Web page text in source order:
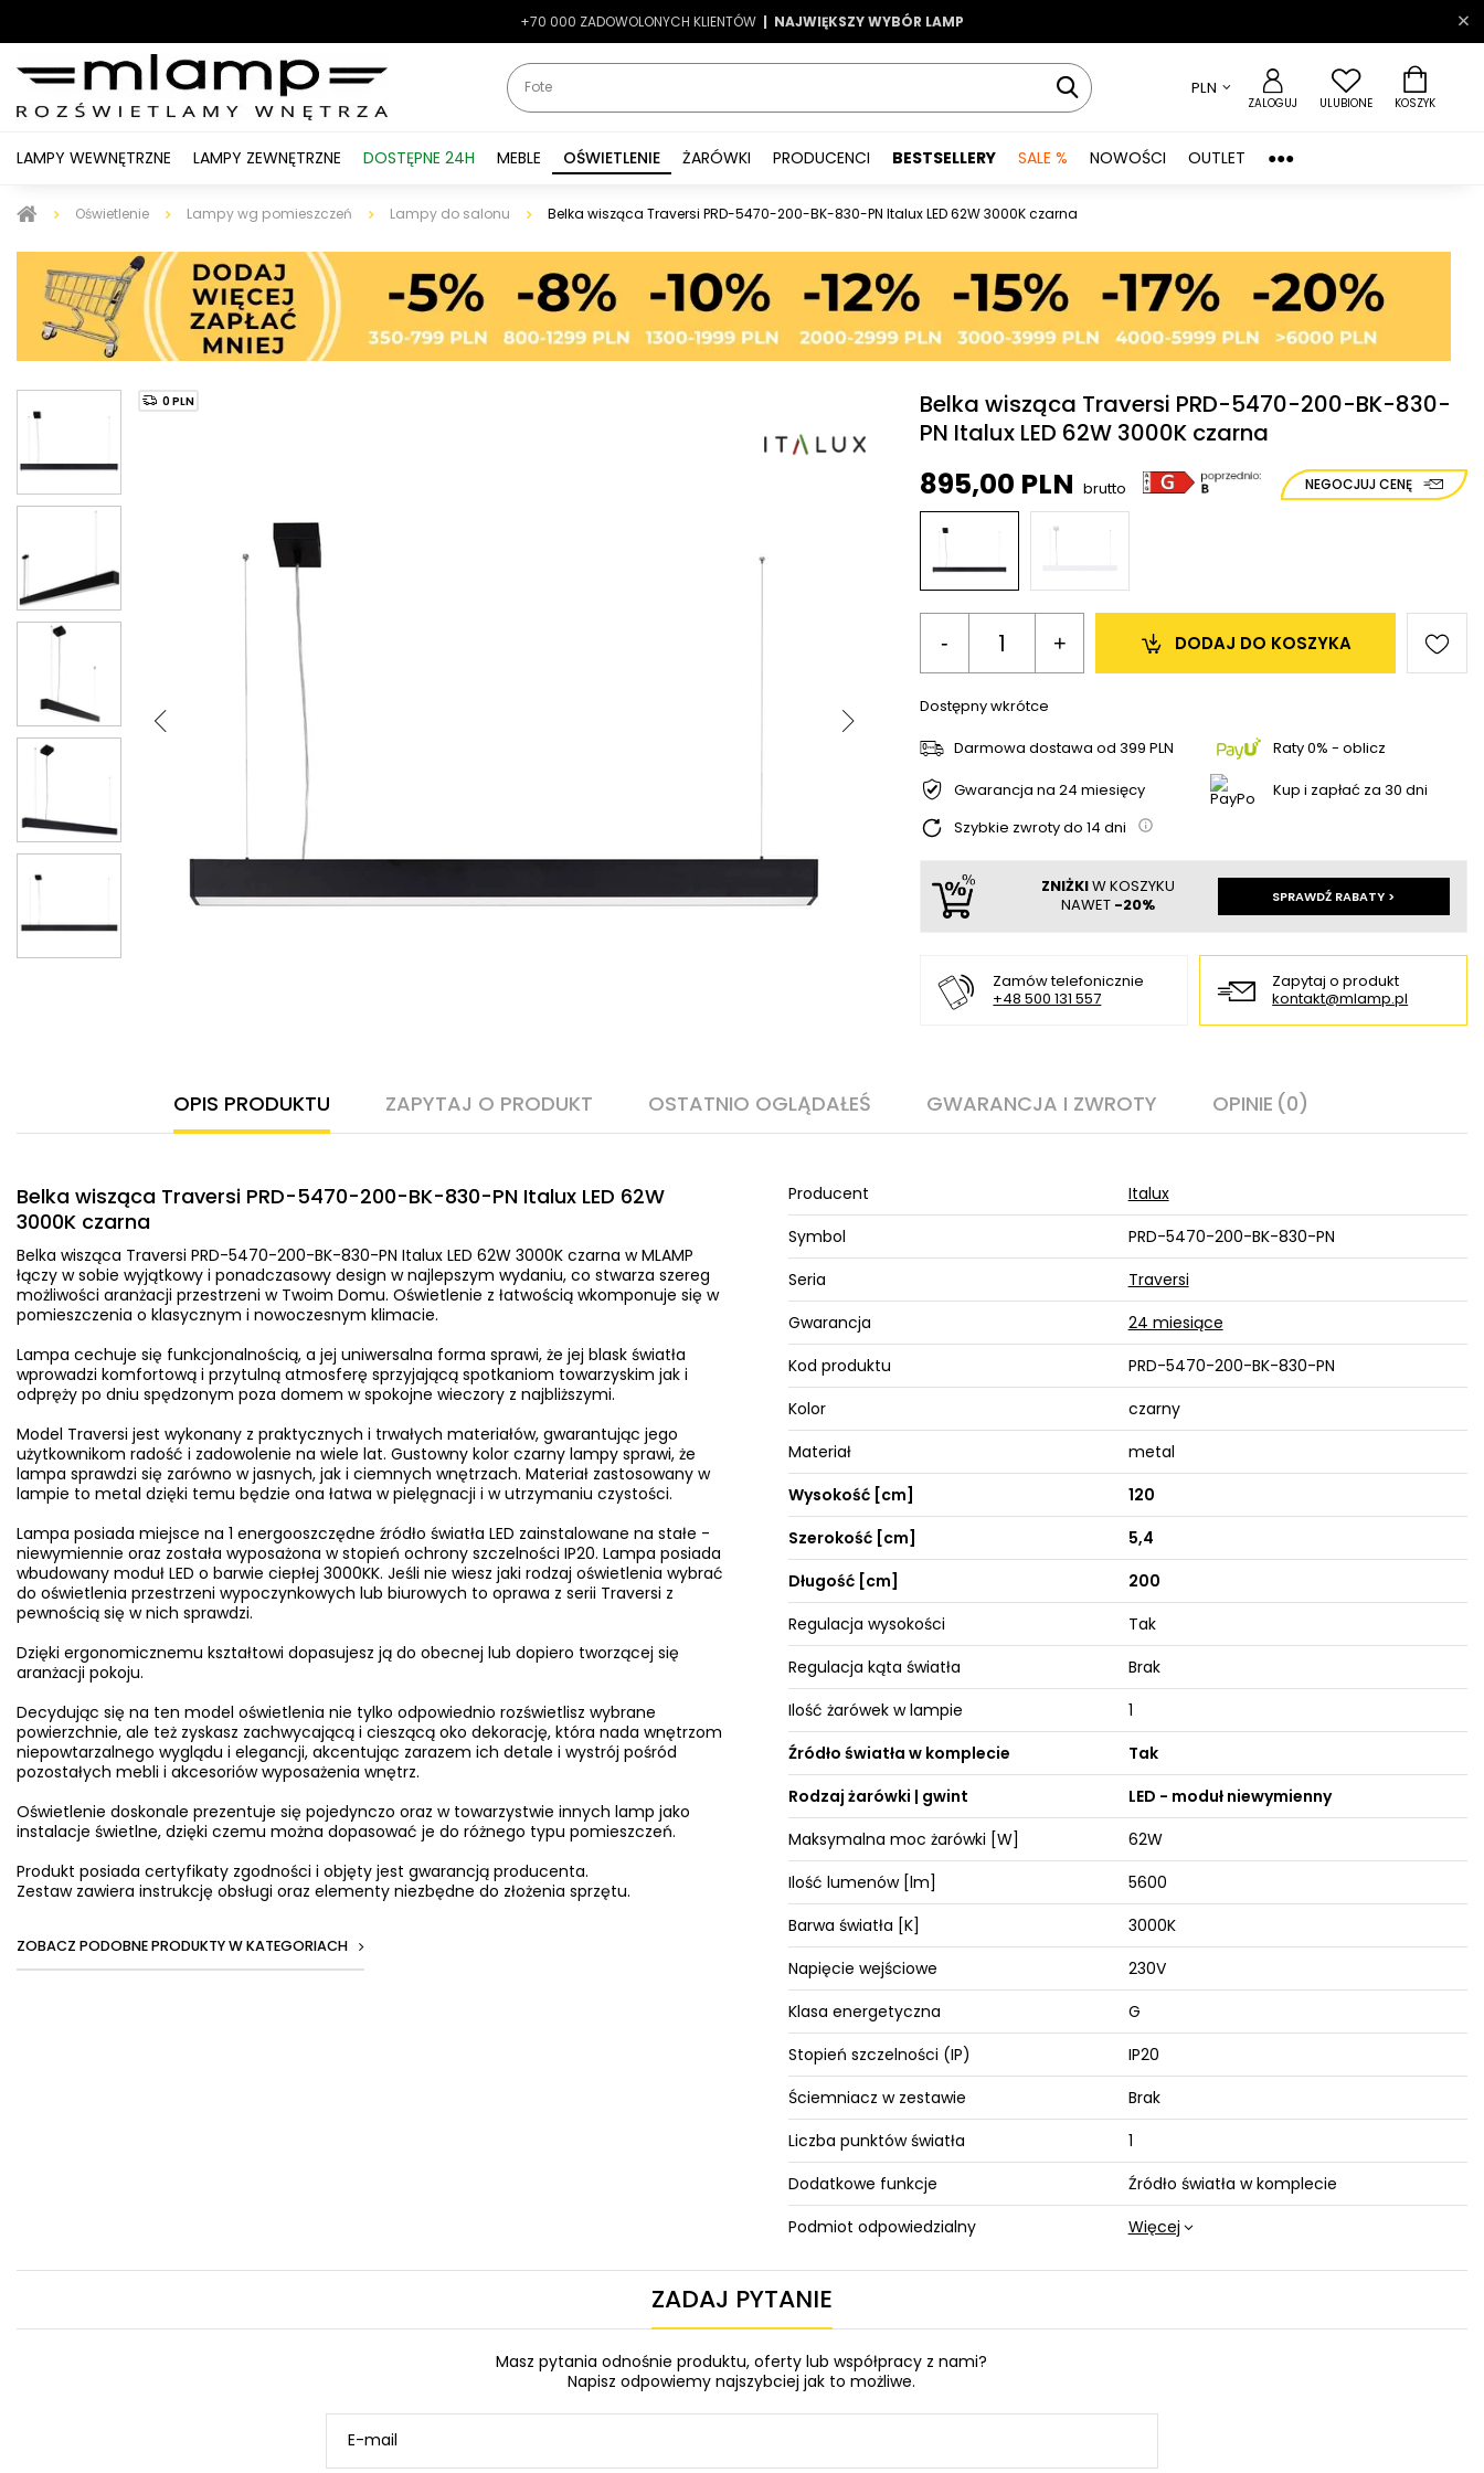
-7% LATO7
+70 000 ZADOWOLONYCH KLIENTÓW | NAJWIĘKSZY WYBÓR LAMP
| |
PLN
ZALOGUJ ULUBIONE KOSZYK
LAMPY WEWNĘTRZNE LAMPY ZEWNĘTRZNE DOSTĘPNE 24H MEBLE OŚWIETLENIE ŻARÓWKI PRODUCENCI BESTSELLERY SALE % NOWOŚCI OUTLET ●●●
Oświetlenie Lampy wg pomieszczeń Lampy do salonu Belka wisząca Traversi PRD-5470-200-BK-830-PN Italux LED 62W 3000K czarna
0 PLN
Belka wisząca Traversi PRD-5470-200-BK-830-
PN Italux LED 62W 3000K czarna
895,00 PLN brutto NEGOCJUJ CENĘ
- + DO KOSZYKA
Dostępny wkrótce
Darmowa dostawa od399 PLN
Raty 0% - oblicz
Gwarancja na 24 miesięcy
Kup i zapłać za 30 dni
Szybkie zwroty do 14 dni
ZNIŻKIW KOSZYKU
NAWET -20% SPRAWDŹ RABATY >
Zamów telefonicznie
+48 500 131 557
Zapytaj o produkt
kontakt@mlamp.pl
OPIS PRODUKTU ZAPYTAJ O PRODUKT OSTATNIO OGLĄDAŁEŚ GWARANCJA I ZWROTY OPINIE (0)
Belka wisząca Traversi PRD-5470-200-BK-830-PN Italux LED 62W
3000K czarna
Belka wisząca Traversi PRD-5470-200-BK-830-PN Italux LED 62W 3000K czarna w MLAMP
łączy w sobie wyjątkowy i ponadczasowy design w najlepszym wydaniu, co stwarza szereg
możliwości aranżacji przestrzeni w Twoim Domu. Oświetlenie z łatwością wkomponuje się w
pomieszczenia o klasycznym i nowoczesnym klimacie.
Lampa cechuje się funkcjonalnością, a jej uniwersalna forma sprawi, że jej blask światła
wprowadzi komfortową i przytulną atmosferę sprzyjającą spotkaniom towarzyskim jak i
odpręży po dniu spędzonym poza domem w spokojne wieczory z najbliższymi.
Model Traversi jest wykonany z praktycznych i trwałych materiałów, gwarantując jego
użytkownikom radość i zadowolenie na wiele lat. Gustowny kolor czarny lampy sprawi, że
lampa sprawdzi się zarówno w jasnych, jak i ciemnych wnętrzach. Materiał zastosowany w
lampie to metal dzięki temu będzie ona łatwa w pielęgnacji i w utrzymaniu czystości.
Lampa posiada miejsce na 1 energooszczędne źródło światła LED zainstalowane na stałe -
niewymiennie oraz została wyposażona w stopień ochrony szczelności IP20. Lampa posiada
wbudowany moduł LED o barwie ciepłej 3000KK. Jeśli nie wiesz jaki rodzaj oświetlenia wybrać
do oświetlenia przestrzeni wypoczynkowych lub biurowych to oprawa z serii Traversi z
pewnością się w nich sprawdzi.
Dzięki ergonomicznemu kształtowi dopasujesz ją do obecnej lub dopiero tworzącej się
aranżacji pokoju.
Decydując się na ten model oświetlenia nie tylko odpowiednio rozświetlisz wybrane
powierzchnie, ale też zyskasz zachwycającą i cieszącą oko dekorację, która nada wnętrzom
niepowtarzalnego wyglądu i elegancji, akcentując zarazem ich detale i wystrój pośród
pozostałych mebli i akcesoriów wyposażenia wnętrz.
Oświetlenie doskonale prezentuje się pojedynczo oraz w towarzystwie innych lamp jako
instalacje świetlne, dzięki czemu można dopasować je do różnego typu pomieszczeń.
Produkt posiada certyfikaty zgodności i objęty jest gwarancją producenta.
Zestaw zawiera instrukcję obsługi oraz elementy niezbędne do złożenia sprzętu.
ZOBACZ PODOBNE PRODUKTY W KATEGORIACH
Producent
Italux
Symbol
PRD-5470-200-BK-830-PN
Seria
Traversi
Gwarancja
24 miesiące
Kod produktu
PRD-5470-200-BK-830-PN
Kolor
czarny
Materiał
metal
Wysokość [cm]
120
Szerokość [cm]
5,4
Długość [cm]
200
Regulacja wysokości
Tak
Regulacja kąta światła
Brak
Ilość żarówek w lampie
1
Źródło światła w komplecie
Tak
Rodzaj żarówki | gwint
LED - moduł niewymienny
Maksymalna moc żarówki [W]
62W
Ilość lumenów [lm]
5600
Barwa światła [K]
3000K
Napięcie wejściowe
230V
Klasa energetyczna
G
Stopień szczelności (IP)
IP20
Ściemniacz w zestawie
Brak
Liczba punktów światła
1
Dodatkowe funkcje
Źródło światła w komplecie
Podmiot odpowiedzialny
Więcej
ZADAJ PYTANIE
Masz pytania odnośnie produktu, oferty lub współpracy z nami?
Napisz odpowiemy najszybciej jak to możliwe.
E-mail